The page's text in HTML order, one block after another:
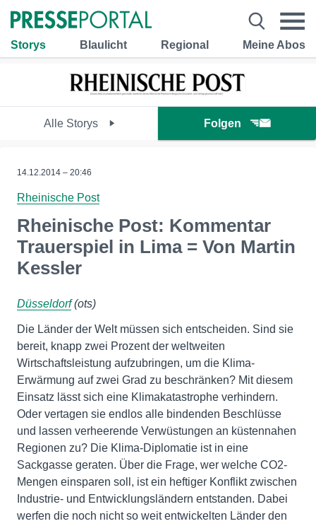
Storys Blaulicht Regional Meine Abos
Alle Storys Folgen
14.12.2014 – 20:46
Rheinische Post
Rheinische Post: Kommentar
Trauerspiel in Lima = Von Martin
Kessler
Düsseldorf(ots)
Die Länder der Welt müssen sich entscheiden. Sind sie
bereit, knapp zwei Prozent der weltweiten
Wirtschaftsleistung aufzubringen, um die Klima-
Erwärmung auf zwei Grad zu beschränken? Mit diesem
Einsatz lässt sich eine Klimakatastrophe verhindern.
Oder vertagen sie endlos alle bindenden Beschlüsse
und lassen verheerende Verwüstungen an küstennahen
Regionen zu? Die Klima-Diplomatie ist in eine
Sackgasse geraten. Über die Frage, wer welche CO2-
Mengen einsparen soll, ist ein heftiger Konflikt zwischen
Industrie- und Entwicklungsländern entstanden. Dabei
werfen die noch nicht so weit entwickelten Länder den